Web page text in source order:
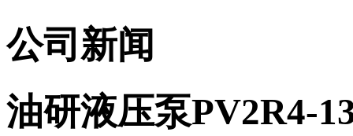
公司新闻
油研液压泵PV2R4-